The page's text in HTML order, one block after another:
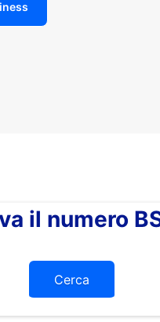
il numero
Cerca